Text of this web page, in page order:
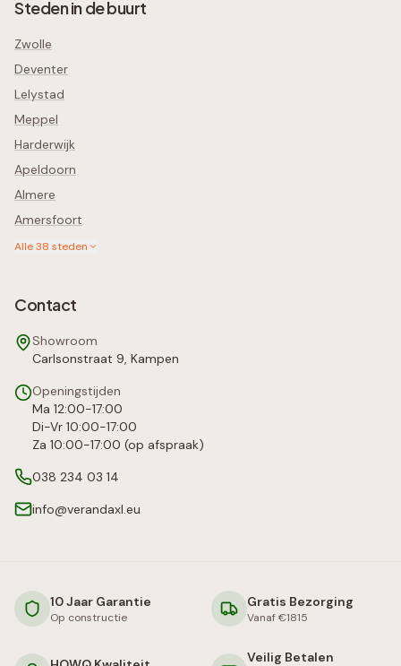
Steden in de buurt
Zwolle
Deventer
Lelystad
Meppel
Harderwijk
Apeldoorn
Almere
Amersfoort
Alle38 steden
Contact
Showroom
Carlsonstraat 9, Kampen
Openingstijden
Ma 12:00-17:00
Di-Vr 10:00-17:00
Za 10:00-17:00 (op afspraak)
038 234 03 14
info@verandaxl.eu
10 Jaar Garantie
Op constructie
Gratis Bezorging
Vanaf €1815
Veilig Betalen